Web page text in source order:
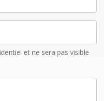
et ne sera pas visible